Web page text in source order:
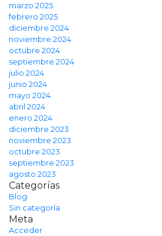
marzo 2025
febrero 2025
diciembre 2024
noviembre 2024
octubre 2024
septiembre 2024
julio 2024
junio 2024
mayo 2024
abril 2024
enero 2024
diciembre 2023
noviembre 2023
octubre 2023
septiembre 2023
agosto 2023
Categorías
Blog
Sin categoría
Meta
Acceder